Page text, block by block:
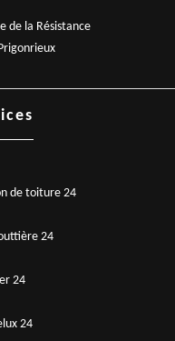
de la Résistance
de toiture 24
24
24
24